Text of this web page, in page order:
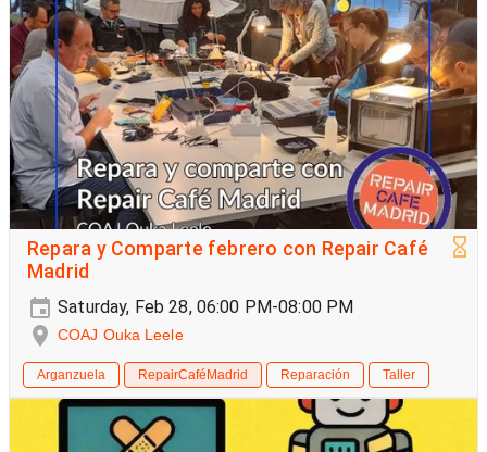
Repara y Comparte febrero con Repair Café
Madrid
Saturday, Feb 28, 06:00 PM-08:00 PM
COAJ Ouka Leele
Arganzuela RepairCaféMadrid Reparación Taller